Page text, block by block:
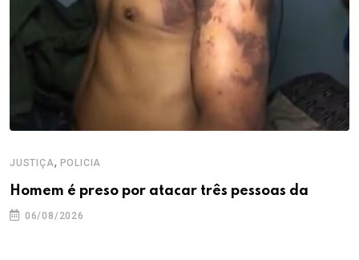
JUSTIÇA, POLICIA
Homem é preso por atacar três pessoas da
06/08/2026